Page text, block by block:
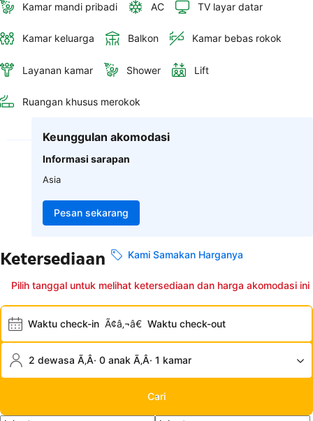
Kamar mandi pribadi AC TV layar datar
Kamar keluarga Balkon Kamar bebas rokok
Layanan kamar Shower Lift
Ruangan khusus merokok
Keunggulan akomodasi
Informasi sarapan
Asia
Pesan sekarang
Ketersediaan Kami Samakan Harganya
Pilih tanggal untuk melihat ketersediaan dan harga akomodasi ini
Waktu check-in Ã¢â‚¬â€ Waktu check-out
2 dewasa Ã‚Â· 0 anak Ã‚Â· 1 kamar
Cari